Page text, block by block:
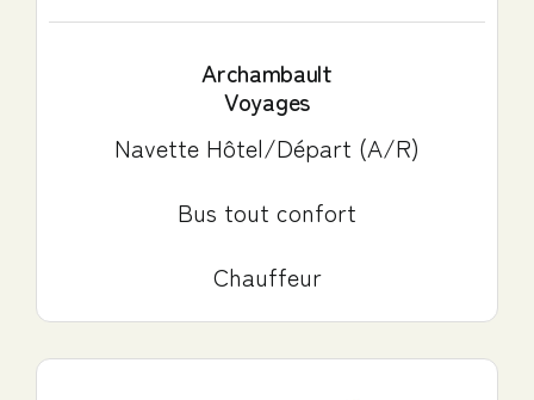
Archambault
Voyages
Navette Hôtel/Départ (A/R)
Bus tout confort
Chauffeur